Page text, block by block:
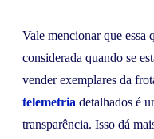
Vale mencionar que essa
considerada quando se
vender exemplares da
telemetria detalhados é
transparência. Isso dá